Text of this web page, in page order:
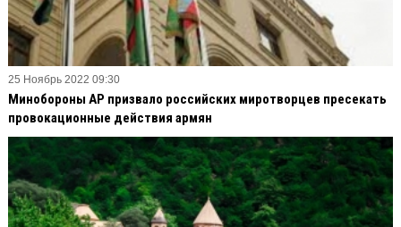
25 Ноябрь 2022 09:30
Минобороны АР призвало российских миротворцев пресекать
провокационные действия армян